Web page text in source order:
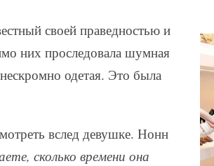
своей праведностью и
них проследовала шумная
одетая. Это была
вслед девушке. Нонн
сколько времени она